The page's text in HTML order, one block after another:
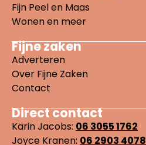
Fijn Peel en Maas
Wonen en meer
Fijne zaken
Adverteren
Over Fijne Zaken
Contact
Direct contact
Karin Jacobs: 06 3055 1762
Joyce Kranen: 06 2903 4078